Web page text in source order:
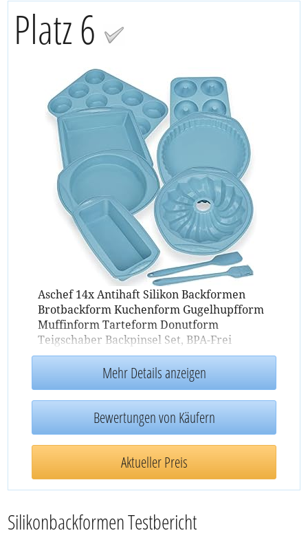
Platz 6
Aschef 14x Antihaft Silikon Backformen
Brotbackform Kuchenform Gugelhupfform
Muffinform Tarteform Donutform
Teigschaber Backpinsel Set, BPA-Frei
HitzebeständigBackformfür Backen
Kuchen Muffin Donuts
Mehr Details anzeigen
Bewertungen von Käufern
Aktueller Preis
Silikonbackformen Testbericht